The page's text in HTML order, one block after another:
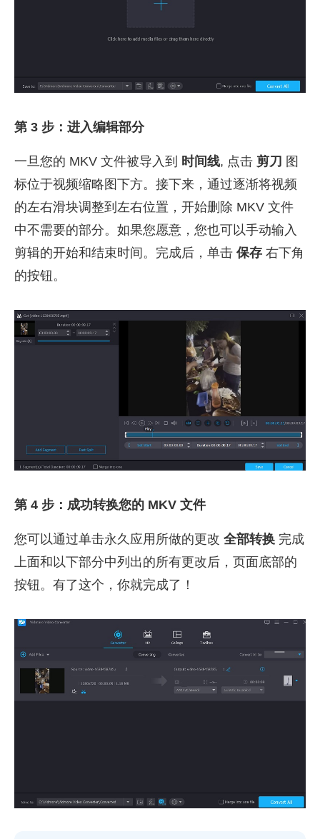
第 3 步：进入编辑部分
一旦您的 MKV 文件被导入到 时间线, 点击 剪刀 图
标位于视频缩略图下方。接下来，通过逐渐将视频
的左右滑块调整到左右位置，开始删除 MKV 文件
中不需要的部分。如果您愿意，您也可以手动输入
剪辑的开始和结束时间。完成后，单击 保存 右下角
的按钮。
第 4 步：成功转换您的 MKV 文件
您可以通过单击永久应用所做的更改 全部转换 完成
上面和以下部分中列出的所有更改后，页面底部的
按钮。有了这个，你就完成了！